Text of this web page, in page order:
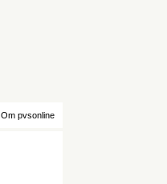
Om pvsonline